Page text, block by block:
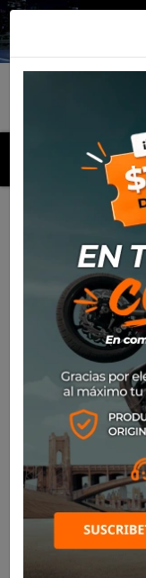
MENU
Productos